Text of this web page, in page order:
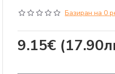
Базиран на 0
9.15€